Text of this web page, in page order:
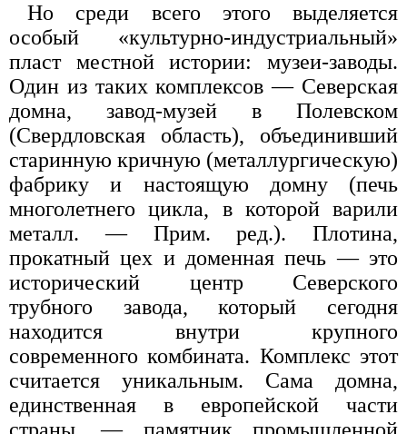
Но среди всего этого выделяется
особый «культурно-индустриальный»
пласт местной истории: музеи-заводы.
Один из таких комплексов — Северская
домна, завод-музей в Полевском
(Свердловская область), объединивший
старинную кричную (металлургическую)
фабрику и настоящую домну (печь
многолетнего цикла, в которой варили
металл. — Прим. ред.). Плотина,
прокатный цех и доменная печь — это
исторический центр Северского
трубного завода, который сегодня
находится внутри крупного
современного комбината. Комплекс этот
считается уникальным. Сама домна,
единственная в европейской части